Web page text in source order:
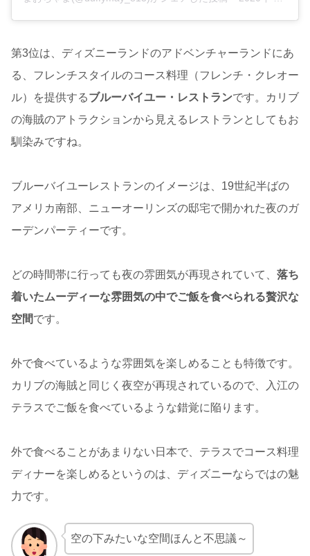
第3位は、ディズニーランドのアドベンチャーランドにあ
る、フレンチスタイルのコース料理（フレンチ・クレオー
ル）を提供するブルーバイユー・レストランです。カリブ
の海賊のアトラクションから見えるレストランとしてもお
馴染みですね。
ブルーバイユーレストランのイメージは、19世紀半ばの
アメリカ南部、ニューオーリンズの邸宅で開かれた夜のガ
ーデンパーティーです。
どの時間帯に行っても夜の雰囲気が再現されていて、 落ち
着いたムーディーな雰囲気の中でご飯を食べられる贅沢な
空間です。
外で食べているような雰囲気を楽しめることも特徴です。
カリブの海賊と同じく夜空が再現されているので、入江の
テラスでご飯を食べているような錯覚に陥ります。
外で食べることがあまりない日本で、テラスでコース料理
ディナーを楽しめるというのは、ディズニーならではの魅
力です。
空の下みたいな空間ほんと不思議～